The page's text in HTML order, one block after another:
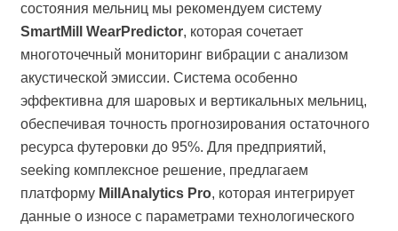
состояния мельниц мы рекомендуем систему
SmartMill WearPredictor, которая сочетает
многоточечный мониторинг вибрации с анализом
акустической эмиссии. Система особенно
эффективна для шаровых и вертикальных мельниц,
обеспечивая точность прогнозирования остаточного
ресурса футеровки до 95%. Для предприятий,
seeking комплексное решение, предлагаем
платформу MillAnalytics Pro, которая интегрирует
данные о износе с параметрами технологического